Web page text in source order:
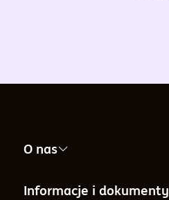
O nas
Nasza firma
Informacje i dokumenty